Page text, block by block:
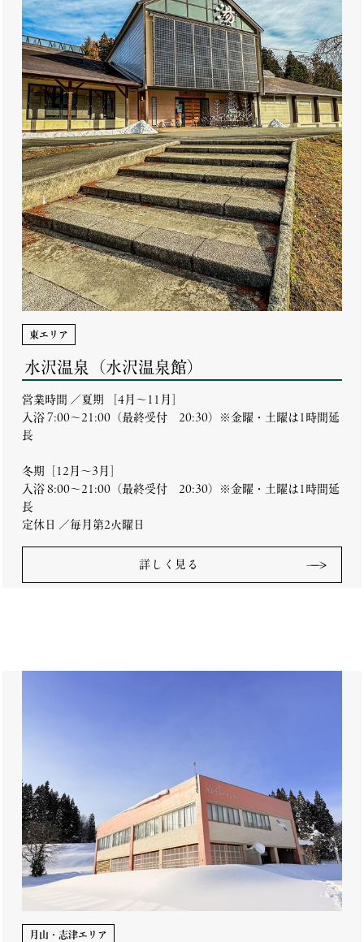
東エリア
水沢温泉（水沢温泉館）
営業時間 ／夏期 ［4月～11月］
入浴 7:00～21:00（最終受付 20:30）※金曜・土曜は1時間延
長
冬期［12月～3月］
入浴 8:00～21:00（最終受付 20:30）※金曜・土曜は1時間延
長
定休日 ／毎月第2火曜日
詳しく見る
月山・志津エリア